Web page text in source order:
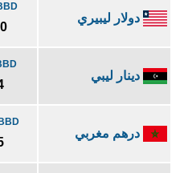
دولار ليبيري
دينار ليبي
درهم مغربي